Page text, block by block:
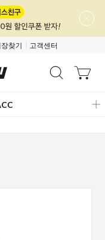
찾기 고객센터